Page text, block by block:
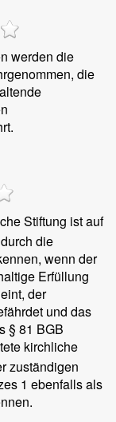
werden die
die
Stiftung ist auf
die
wenn der
Erfüllung
der
und das
§ 81 BGB
kirchliche
zuständigen
1 ebenfalls als